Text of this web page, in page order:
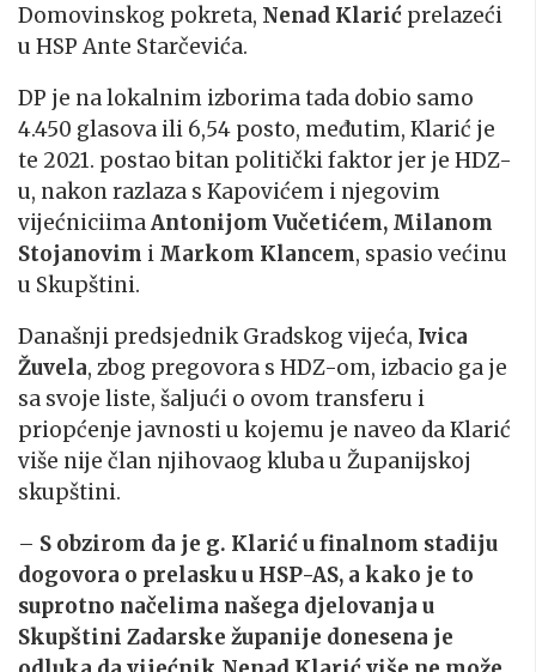
Domovinskog pokreta, Nenad Klarić prelazeći
u HSP Ante Starčevića.
DP je na lokalnim izborima tada dobio samo
4.450 glasova ili 6,54 posto, međutim, Klarić je
te 2021. postao bitan politički faktor jer je HDZ-
u, nakon razlaza s Kapovićem i njegovim
vijećniciimaAntonijom Vučetićem, Milanom
Stojanovim i Markom Klancem, spasio većinu
u Skupštini.
Današnji predsjednik Gradskog vijeća, Ivica
Žuvela, zbog pregovora s HDZ-om, izbacio ga je
sa svoje liste, šaljući o ovom transferu i
priopćenje javnosti u kojemu je naveo da Klarić
više nije član njihovaog kluba u Županijskoj
skupštini.
– S obzirom da je g. Klarić u finalnom stadiju
dogovora o prelasku u HSP-AS, a kako je to
suprotno načelima našega djelovanja u
Skupštini Zadarske županije donesena je